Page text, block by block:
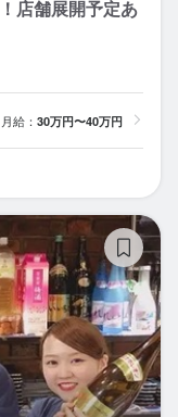
店舗展開予定あ
月給： 30万円〜40万円